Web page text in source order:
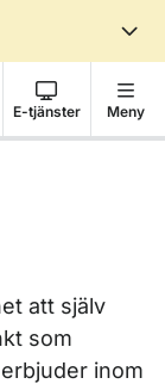
E-tjänster Meny
att själv
som
inom